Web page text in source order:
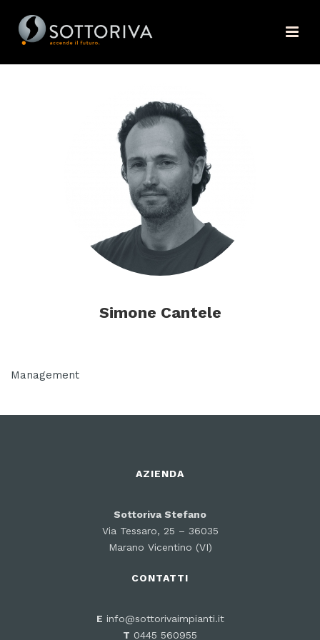
Simone Cantele
Management
AZIENDA
Sottoriva Stefano
Via Tessaro, 25 – 36035
Marano Vicentino (VI)
CONTATTI
E info@sottorivaimpianti.it
T 0445 560955